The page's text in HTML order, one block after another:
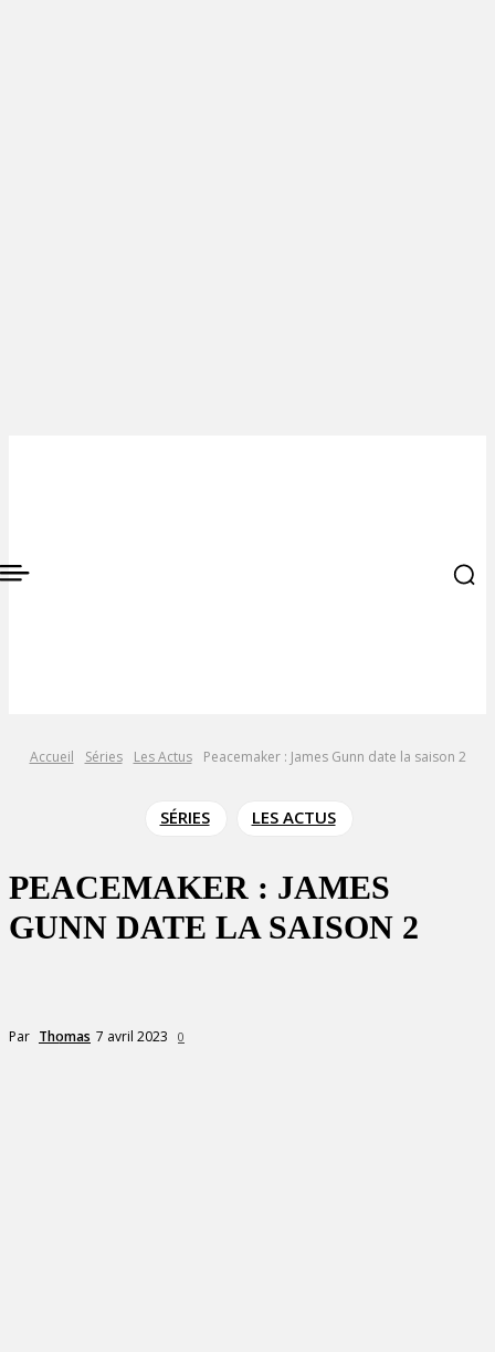
Accueil Séries Les Actus Peacemaker : James Gunn date la saison 2
SÉRIES LES ACTUS
PEACEMAKER : JAMES
GUNN DATE LA SAISON 2
Par Thomas 7 avril 2023 0